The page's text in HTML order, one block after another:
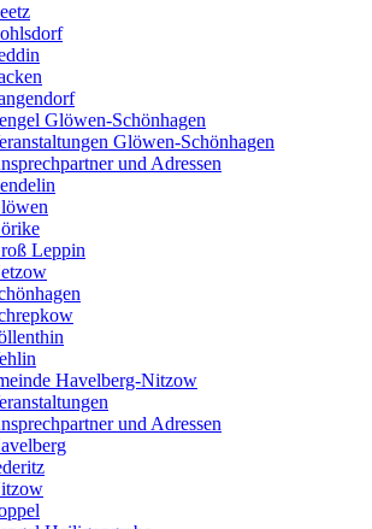
Glöwen-Schönhagen
Glöwen-Schönhagen
und Adressen
Leppin
Havelberg-Nitzow
und Adressen